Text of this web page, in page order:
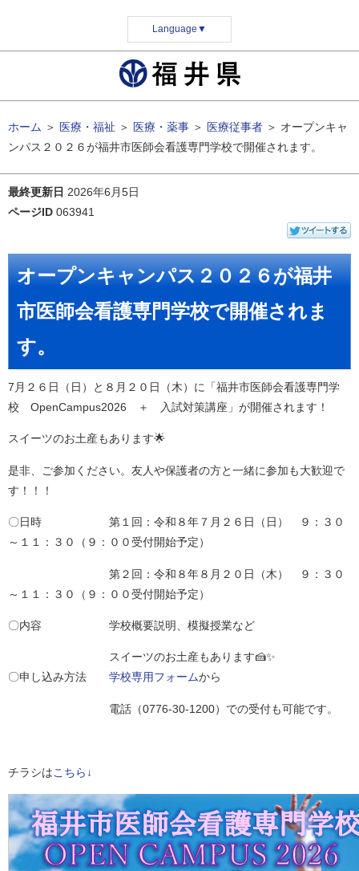
Language ▼
ホーム ＞ 医療・福祉 ＞ 医療・薬事 ＞ 医療従事者 ＞ オープンキャ
ンパス２０２６が福井市医師会看護専門学校で開催されます。
最終更新日 2026年6月5日
ページID 063941
オープンキャンパス２０２６が福井
市医師会看護専門学校で開催されま
す。
7月２６日（日）と８月２０日（木）に「福井市医師会看護専門学
校 OpenCampus2026 ＋ 入試対策講座」が開催されます！
スイーツのお土産もあります🌟
是非、ご参加ください。友人や保護者の方と一緒に参加も大歓迎で
す！！！
〇日時 第１回：令和８年７月２６日（日） ９：３０
～１１：３０（９：００受付開始予定）
第２回：令和８年８月２０日（木） ９：３０
～１１：３０（９：００受付開始予定）
〇内容 学校概要説明、模擬授業など
スイーツのお土産もあります🍰✨
〇申し込み方法 学校専用フォームから
電話（0776-30-1200）での受付も可能です。
チラシはこちら↓